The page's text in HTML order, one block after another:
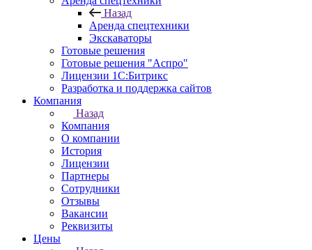
Назад
Аренда спецтехники
Экскаваторы
Готовые решения
Готовые решения "Аспро"
Лицензии 1С:Битрикс
Разработка и поддержка сайтов
Компания
Назад
Компания
О компании
История
Лицензии
Партнеры
Сотрудники
Отзывы
Вакансии
Реквизиты
Цены